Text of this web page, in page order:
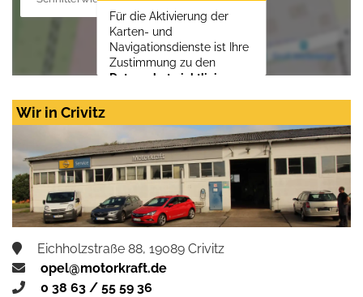
Für die Aktivierung der
Karten- und
Navigationsdienste ist Ihre
Zustimmung zu den
Datenschutzrichtlinien
Zustimmen und
aktivieren
Wir in Crivitz
Eichholzstraße 88, 19089 Crivitz
opel@motorkraft.de
0 38 63 / 55 59 36